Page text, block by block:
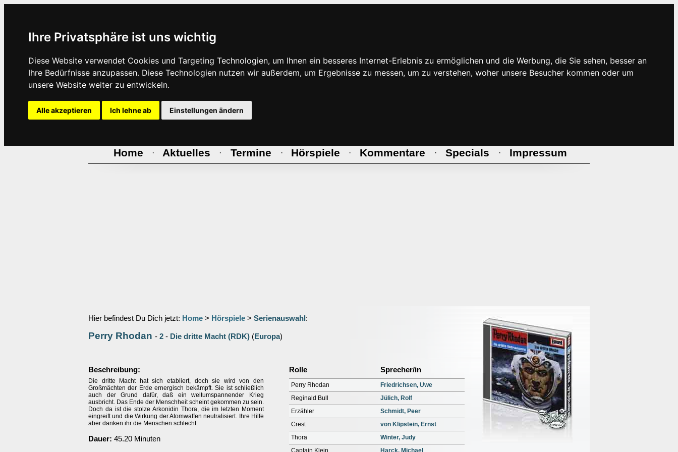
Ihre Privatsphäre ist uns wichtig
Diese Website verwendet Cookies und Targeting Technologien, um Ihnen ein besseres Internet-Erlebnis zu ermöglichen und die Werbung, die Sie sehen, besser an
Ihre Bedürfnisse anzupassen. Diese Technologien nutzen wir außerdem, um Ergebnisse zu messen, um zu verstehen, woher unsere Besucher kommen oder um
unsere Website weiter zu entwickeln.
Alle akzeptieren Ich lehne ab Einstellungen ändern
Home · Aktuelles · Termine · Hörspiele · Kommentare · Specials · Impressum
Hier befindest Du Dich jetzt: Home > Hörspiele > Serienauswahl :
Perry Rhodan - 2 - Die dritte Macht (RDK) (Europa)
Beschreibung:
Die dritte Macht hat sich etabliert, doch sie wird von den
Großmächten der Erde ernergisch bekämpft. Sie ist schließlich
auch der Grund dafür, daß ein weltumspannender Krieg
ausbricht. Das Ende der Menschheit scheint gekommen zu sein.
Doch da ist die stolze Arkonidin Thora, die im letzten Moment
eingreift und die Wirkung der Atomwaffen neutralisiert. Ihre Hilfe
aber danken ihr die Menschen schlecht.
Dauer: 45.20 Minuten
Rolle Sprecher/in
Perry Rhodan
Friedrichsen, Uwe
Reginald Bull
Jülich, Rolf
Erzähler
Schmidt, Peer
Crest
von Klipstein, Ernst
Thora
Winter, Judy
Captain Klein
Harck, Michael